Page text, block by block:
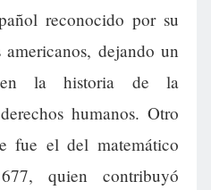
reconocido por su
dejando un
en la historia de la
humanos. Otro
fue el del matemático
quien contribuyó